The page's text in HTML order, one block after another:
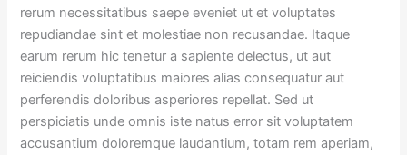
rerum necessitatibus saepe eveniet ut et voluptates
repudiandae sint et molestiae non recusandae. Itaque
earum rerum hic tenetur a sapiente delectus, ut aut
reiciendis voluptatibus maiores alias consequatur aut
perferendis doloribus asperiores repellat. Sed ut
perspiciatis unde omnis iste natus error sit voluptatem
accusantium doloremque laudantium, totam rem aperiam,